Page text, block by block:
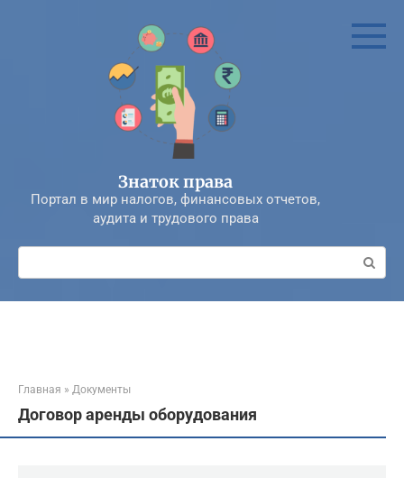
Знаток права
Портал в мир налогов, финансовых отчетов,
аудита и трудового права
Поиск:
Главная » Документы
Договор аренды оборудования